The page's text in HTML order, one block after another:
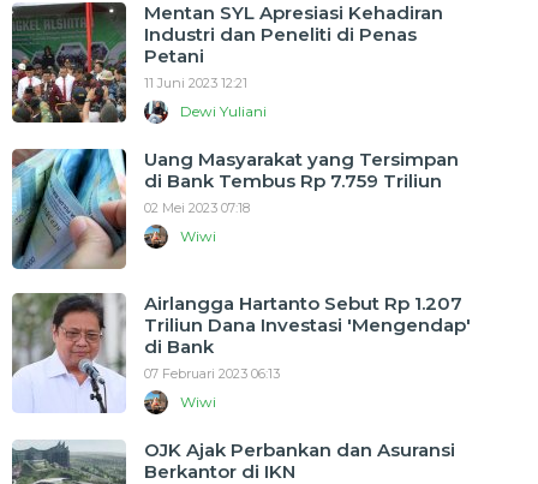
Mentan SYL Apresiasi Kehadiran
Industri dan Peneliti di Penas
Petani
11 Juni 2023 12:21
Dewi Yuliani
Uang Masyarakat yang Tersimpan
di Bank Tembus Rp 7.759 Triliun
02 Mei 2023 07:18
Wiwi
Airlangga Hartanto Sebut Rp 1.207
Triliun Dana Investasi 'Mengendap'
di Bank
07 Februari 2023 06:13
Wiwi
OJK Ajak Perbankan dan Asuransi
Berkantor di IKN